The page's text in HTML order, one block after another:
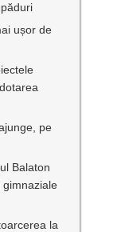
ușor de
pe
Balaton
gimnaziale
la